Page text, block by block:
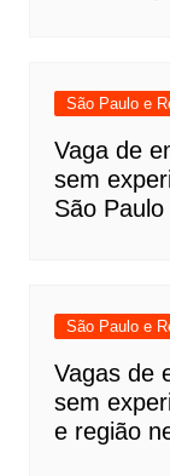
São Paulo e
Vaga de
sem
São
São Paulo e
Vagas de
sem
e região